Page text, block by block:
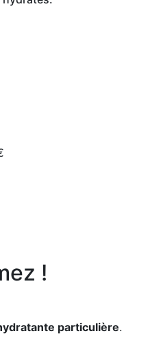
!
particulière.